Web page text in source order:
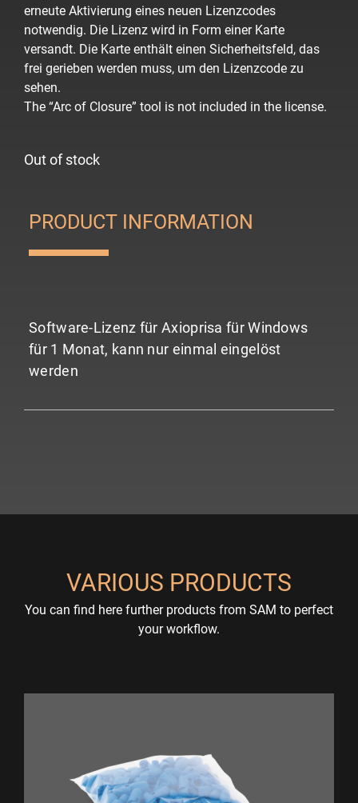
erneute Aktivierung eines neuen Lizenzcodes
notwendig. Die Lizenz wird in Form einer Karte
versandt. Die Karte enthält einen Sicherheitsfeld, das
frei gerieben werden muss, um den Lizenzcode zu
sehen.
The “Arc of Closure” tool is not included in the license.
Out of stock
PRODUCT INFORMATION
Software-Lizenz für Axioprisa für Windows
für 1 Monat, kann nur einmal eingelöst
werden
VARIOUS PRODUCTS
You can find here further products from SAM to perfect
your workflow.